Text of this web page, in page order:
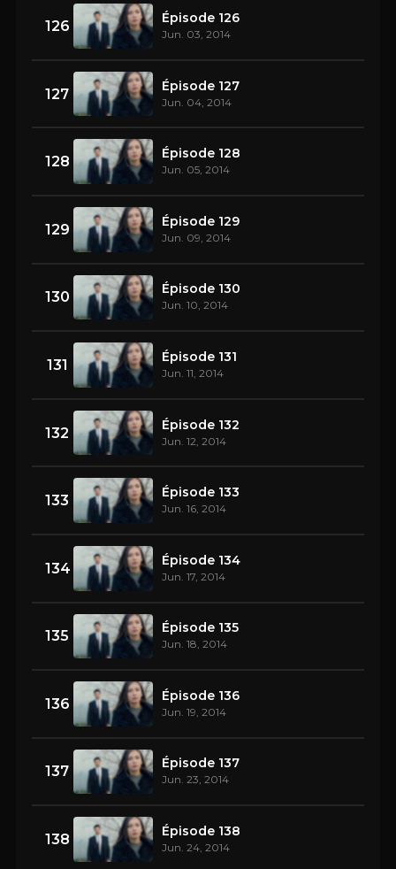
126 Épisode 126
Jun. 03, 2014
127 Épisode 127
Jun. 04, 2014
128 Épisode 128
Jun. 05, 2014
129 Épisode 129
Jun. 09, 2014
130 Épisode 130
Jun. 10, 2014
131 Épisode 131
Jun. 11, 2014
132 Épisode 132
Jun. 12, 2014
133 Épisode 133
Jun. 16, 2014
134 Épisode 134
Jun. 17, 2014
135 Épisode 135
Jun. 18, 2014
136 Épisode 136
Jun. 19, 2014
137 Épisode 137
Jun. 23, 2014
138 Épisode 138
Jun. 24, 2014